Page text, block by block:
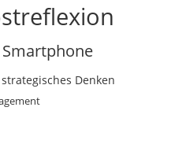
Smartphone
strategisches Denken